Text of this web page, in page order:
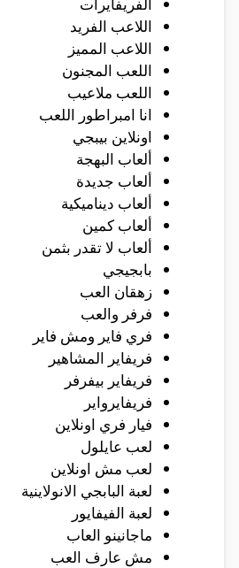
اللاعب الفريد
اللاعب المميز
اللعب المجنون
اللعب ملاعيب
انا امبراطور اللعب
اونلاين بيبجي
ألعاب البهجة
ألعاب جديدة
ألعاب ديناميكية
ألعاب كمين
ألعاب لا تقدر بثمن
بابجيجي
زهقان العب
فرفر والعب
فري فاير ومش فاير
فريفاير المشاهير
فريفاير بيفرفر
فريفايرواير
فيار فري اونلاين
لعب عايلول
لعب مش اونلاين
لعبة البابجي الانولاينية
لعبة الفيفايور
ماجانينو العاب
مش عارف العب